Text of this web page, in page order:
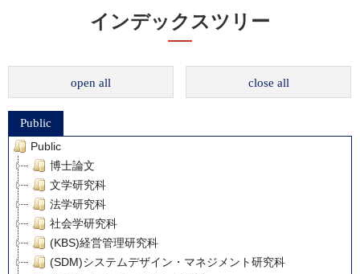
インデックスツリー
open all close all
Public
Public
博士論文
文学研究科
法学研究科
社会学研究科
(KBS)経営管理研究科
(SDM)システムデザイン・マネジメント研究科